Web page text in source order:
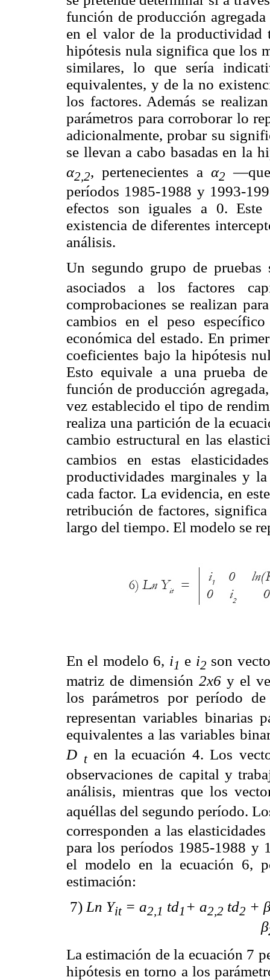
función de producción
en el valor de la productividad
hipótesis nula significa que los
similares, lo que sería
equivalentes, y de la no
los factores. Además se
parámetros para corroborar lo
adicionalmente, probar su
se llevan a cabo basadas en la
α2,2, pertenecientes a α2
períodos 1985-1988 y 1993-
efectos son iguales a 0.
existencia de diferentes
análisis.
Un segundo grupo de
asociados a los factores
comprobaciones se realizan
cambios en el peso
económica del estado. En
coeficientes bajo la hipótesis
Esto equivale a una prueba
función de producción
vez establecido el tipo de
realiza una partición de la
cambio estructural en las
cambios en estas
productividades marginales y
cada factor. La evidencia, en
retribución de factores,
largo del tiempo. El modelo se
En el modelo 6, i1 e i2 son
matriz de dimensión 2x6 y el
los parámetros por período
representan variables binarias
equivalentes a las variables
D ten la ecuación 4. Los
observaciones de capital y
análisis, mientras que los
aquéllas del segundo período.
corresponden a las
para los períodos 1985-1988 y
el modelo en la ecuación 6,
estimación:
7) Ln Yit= a2,1 td1 + a2,2 td2 + β
β
La estimación de la ecuación 7
hipótesis en torno a los